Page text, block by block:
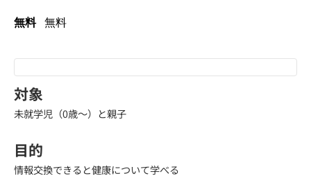
無料 無料
対象
未就学児（0歳～）と親子
目的
情報交換できると健康について学べる